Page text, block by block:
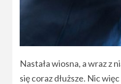
Nastała wiosna, a wraz z
się coraz dłuższe. Nic